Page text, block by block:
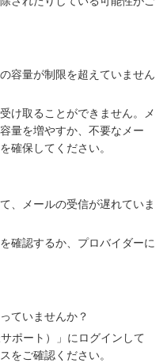
容量が制限を超えていません
け取ることができません。メ
量を増やすか、不要なメー
確保してください。
、メールの受信が遅れていま
確認するか、プロバイダーに
ていませんか？
ポート）」にログインして
をご確認ください。